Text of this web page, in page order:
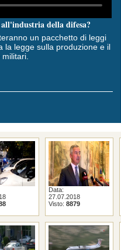
della difesa?
un pacchetto di leggi
la legge sulla produzione e il
Data:
27.07.2018
Visto: 8879